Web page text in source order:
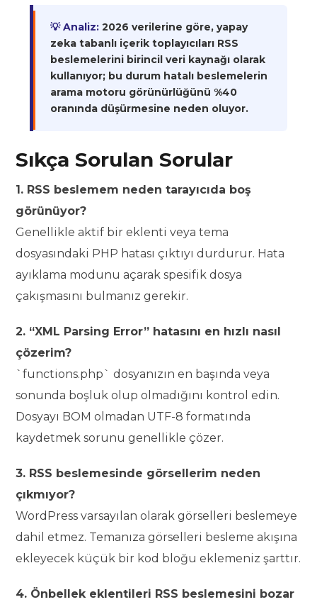
💡 Analiz: 2026 verilerine göre, yapay
zeka tabanlı içerik toplayıcıları RSS
beslemelerini birincil veri kaynağı olarak
kullanıyor; bu durum hatalı beslemelerin
arama motoru görünürlüğünü %40
oranında düşürmesine neden oluyor.
Sıkça Sorulan Sorular
1. RSS beslemem neden tarayıcıda boş
görünüyor?
Genellikle aktif bir eklenti veya tema
dosyasındaki PHP hatası çıktıyı durdurur. Hata
ayıklama modunu açarak spesifik dosya
çakışmasını bulmanız gerekir.
2. “XML Parsing Error” hatasını en hızlı nasıl
çözerim?
`functions.php` dosyanızın en başında veya
sonunda boşluk olup olmadığını kontrol edin.
Dosyayı BOM olmadan UTF-8 formatında
kaydetmek sorunu genellikle çözer.
3. RSS beslemesinde görsellerim neden
çıkmıyor?
WordPress varsayılan olarak görselleri beslemeye
dahil etmez. Temanıza görselleri besleme akışına
ekleyecek küçük bir kod bloğu eklemeniz şarttır.
4. Önbellek eklentileri RSS beslemesini bozar